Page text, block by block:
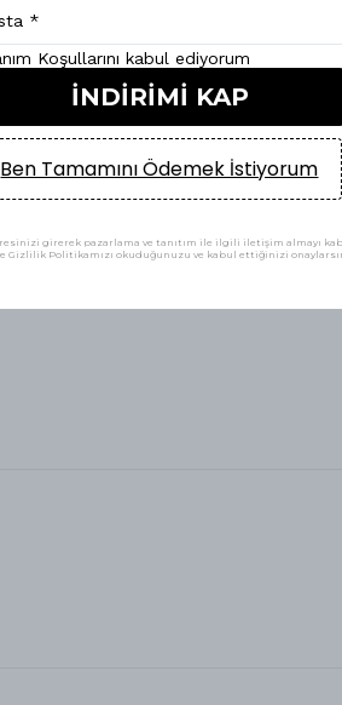
artırmakta hem
sağlamaktadır.
tasarlanmış
Ayrıca,
uzun süreli
Devamını
Koşullarını kabul ediyorum
İNDİRİMİ KAP
Ben Tamamını Ödemek İstiyorum
girerek pazarlama ve tanıtım ile ilgili iletişim almayı
Gizlilik Politikamızı okuduğunuzu ve kabul ettiğinizi